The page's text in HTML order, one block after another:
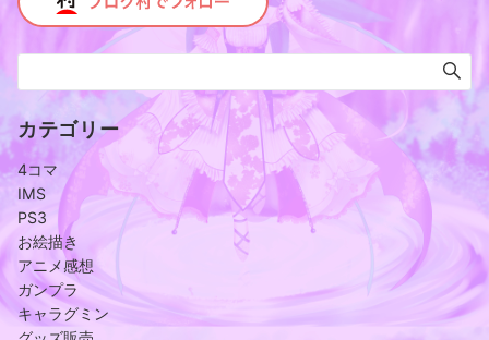
カテゴリー
4コマ
IMS
PS3
お絵描き
アニメ感想
ガンプラ
キャラグミン